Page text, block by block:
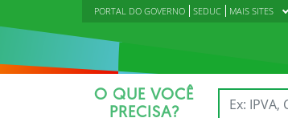
PORTAL DO GOVERNO SEDUC MAIS SITES
O QUE VOCÊ
PRECISA?